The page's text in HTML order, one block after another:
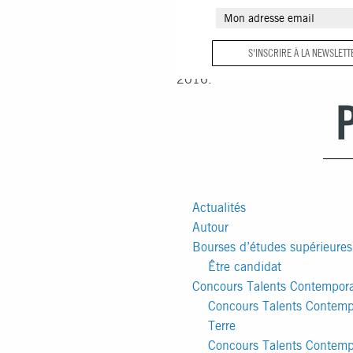
Vous parcourez actuellement
Fondation François
2016.
Actualités
Autour
Bourses d’études supérieures
Être candidat
Concours Talents
Concours Talents
Terre
Concours Talents
S'INSCRIRE À LA